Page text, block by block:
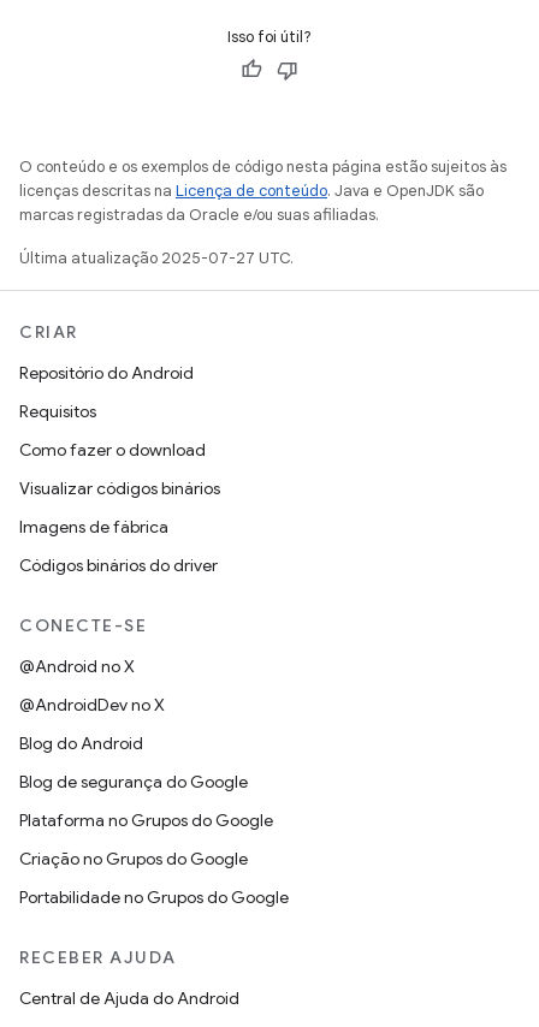
Isso foi útil?
O conteúdo e os exemplos de código nesta página estão sujeitos às
licenças descritas na Licença de conteúdo. Java e OpenJDK são
marcas registradas da Oracle e/ou suas afiliadas.
Última atualização 2025-07-27 UTC.
CRIAR
Repositório do Android
Requisitos
Como fazer o download
Visualizar códigos binários
Imagens de fábrica
Códigos binários do driver
CONECTE-SE
@Android no X
@AndroidDev no X
Blog do Android
Blog de segurança do Google
Plataforma no Grupos do Google
Criação no Grupos do Google
Portabilidade no Grupos do Google
RECEBER AJUDA
Central de Ajuda do Android